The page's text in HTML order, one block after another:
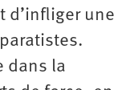
d’infliger une
dans la